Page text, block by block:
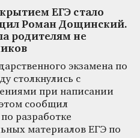
ЕГЭ стало
Роман Дощинский.
родителям не
экзамена по
столкнулись с
при написании
сообщил
разработке
материалов ЕГЭ по